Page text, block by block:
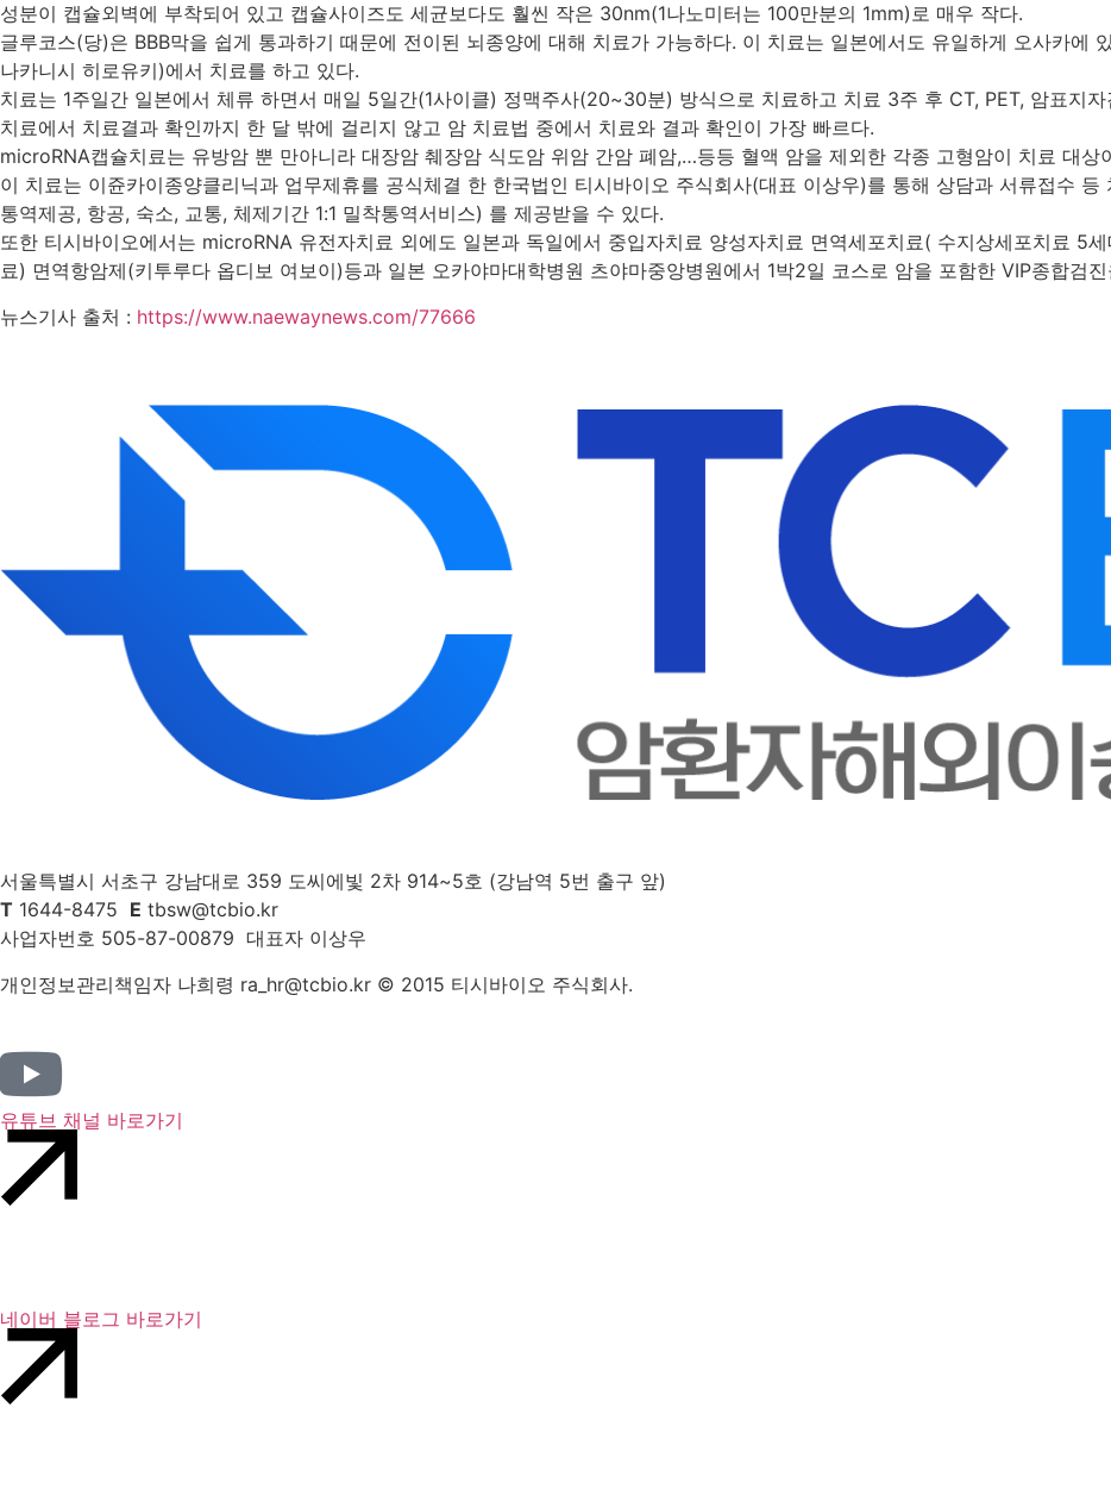
성분이 캡슐외벽에 부착되어 있고 캡슐사이즈도 세균보다도 훨씬 작은 30nm(1나노미터는 100만분의 1mm)로 매우 작다.
글루코스(당)은 BBB막을 쉽게 통과하기 때문에 전이된 뇌종양에 대해 치료가 가능하다. 이 치료는 일본에서도 유일하게 오사카에
나카니시 히로유키)에서 치료를 하고 있다.
치료는 1주일간 일본에서 체류 하면서 매일 5일간(1사이클) 정맥주사(20~30분) 방식으로 치료하고 치료 3주 후 CT, PET, 암표지
치료에서 치료결과 확인까지 한 달 밖에 걸리지 않고 암 치료법 중에서 치료와 결과 확인이 가장 빠르다.
microRNA캡슐치료는 유방암 뿐 만아니라 대장암 췌장암 식도암 위암 간암 폐암,…등등 혈액 암을 제외한 각종 고형암이 치료 대상
이 치료는 이쥰카이종양클리닉과 업무제휴를 공식체결 한 한국법인 티시바이오 주식회사(대표 이상우)를 통해 상담과 서류접수
통역제공, 항공, 숙소, 교통, 체제기간 1:1 밀착통역서비스) 를 제공받을 수 있다.
또한 티시바이오에서는 microRNA 유전자치료 외에도 일본과 독일에서 중입자치료 양성자치료 면역세포치료( 수지상세포치료 5
료) 면역항암제(키투루다 옵디보 여보이)등과 일본 오카야마대학병원 츠야마중앙병원에서 1박2일 코스로 암을 포함한 VIP종합검
뉴스기사 출처 : https://www.naewaynews.com/77666
서울특별시 서초구 강남대로 359 도씨에빛 2차 914~5호 (강남역 5번 출구 앞)
T 1644-8475 E tbsw@tcbio.kr
사업자번호 505-87-00879 대표자 이상우
개인정보관리책임자 나희령 ra_hr@tcbio.kr © 2015 티시바이오 주식회사.
유튜브 채널 바로가기
네이버 블로그 바로가기